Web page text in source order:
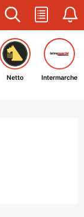
Netto Intermarche